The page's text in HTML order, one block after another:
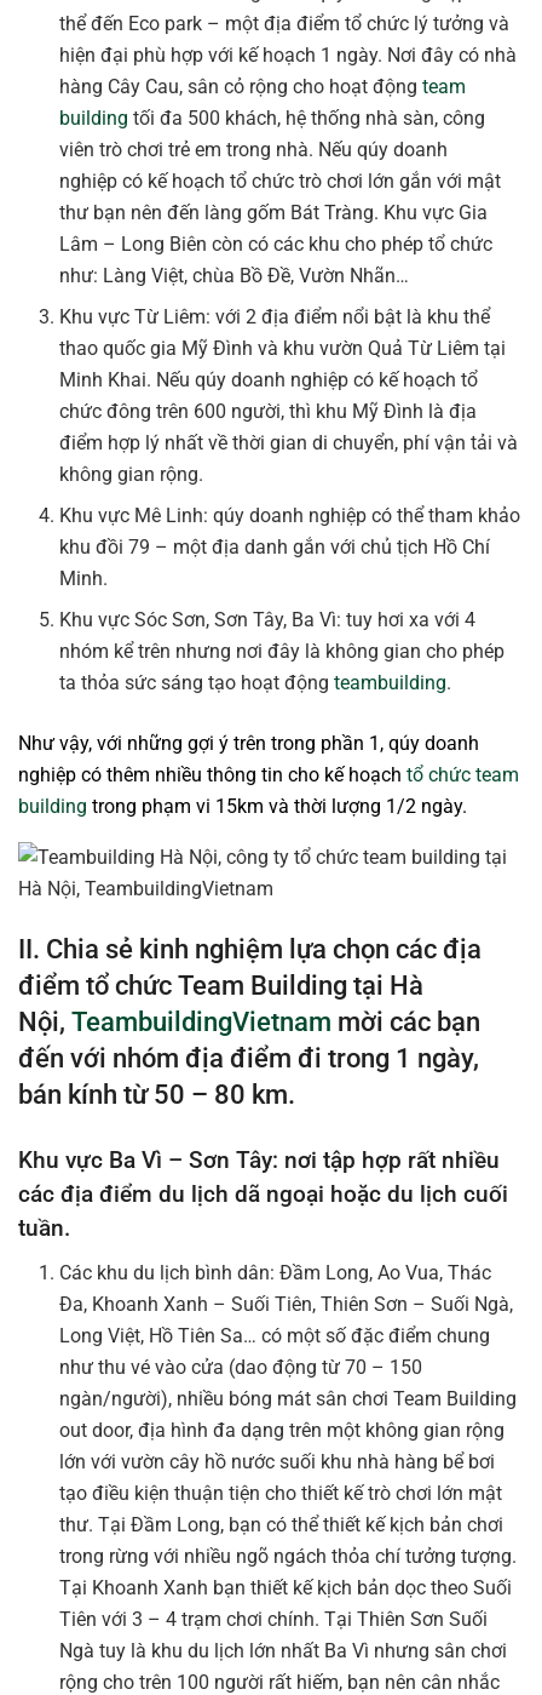
thể đến Eco park – một địa điểm tổ chức lý tưởng và
hiện đại phù hợp với kế hoạch 1 ngày. Nơi đây có nhà
hàng Cây Cau, sân cỏ rộng cho hoạt độngteam
building tối đa 500 khách, hệ thống nhà sàn, công
viên trò chơi trẻ em trong nhà. Nếu qúy doanh
nghiệp có kế hoạch tổ chức trò chơi lớn gắn với mật
thư bạn nên đến làng gốm Bát Tràng. Khu vực Gia
Lâm – Long Biên còn có các khu cho phép tổ chức
như: Làng Việt, chùa Bồ Đề, Vườn Nhãn…
Khu vực Từ Liêm: với 2 địa điểm nổi bật là khu thể
thao quốc gia Mỹ Đình và khu vườn Quả Từ Liêm tại
Minh Khai. Nếu qúy doanh nghiệp có kế hoạch tổ
chức đông trên 600 người, thì khu Mỹ Đình là địa
điểm hợp lý nhất về thời gian di chuyển, phí vận tải và
không gian rộng.
Khu vực Mê Linh: qúy doanh nghiệp có thể tham khảo
khu đồi 79 – một địa danh gắn với chủ tịch Hồ Chí
Minh.
Khu vực Sóc Sơn, Sơn Tây, Ba Vì: tuy hơi xa với 4
nhóm kể trên nhưng nơi đây là không gian cho phép
ta thỏa sức sáng tạo hoạt độngteambuilding.
Như vậy, với những gợi ý trên trong phần 1, qúy doanh
nghiệp có thêm nhiều thông tin cho kế hoạch tổ chức team
building trong phạm vi 15km và thời lượng 1/2 ngày.
II. Chia sẻ kinh nghiệm lựa chọn các địa
điểm tổ chức Team Building tại Hà
Nội, TeambuildingVietnam mời các bạn
đến với nhóm địa điểm đi trong 1 ngày,
bán kính từ 50 – 80 km.
Khu vực Ba Vì – Sơn Tây: nơi tập hợp rất nhiều
các địa điểm du lịch dã ngoại hoặc du lịch cuối
tuần.
Các khu du lịch bình dân: Đầm Long, Ao Vua, Thác
Đa, Khoanh Xanh – Suối Tiên, Thiên Sơn – Suối Ngà,
Long Việt, Hồ Tiên Sa… có một số đặc điểm chung
như thu vé vào cửa (dao động từ 70 – 150
ngàn/người), nhiều bóng mát sân chơi Team Building
out door, địa hình đa dạng trên một không gian rộng
lớn với vườn cây hồ nước suối khu nhà hàng bể bơi
tạo điều kiện thuận tiện cho thiết kế trò chơi lớn mật
thư. Tại Đầm Long, bạn có thể thiết kế kịch bản chơi
trong rừng với nhiều ngõ ngách thỏa chí tưởng tượng.
Tại Khoanh Xanh bạn thiết kế kịch bản dọc theo Suối
Tiên với 3 – 4 trạm chơi chính. Tại Thiên Sơn Suối
Ngà tuy là khu du lịch lớn nhất Ba Vì nhưng sân chơi
rộng cho trên 100 người rất hiếm, bạn nên cân nhắc